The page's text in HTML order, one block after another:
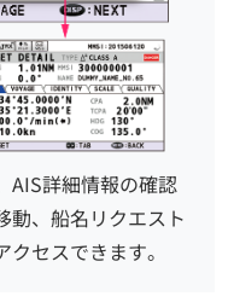
AIS詳細情報の確認
動、船名リクエスト
セスできます。